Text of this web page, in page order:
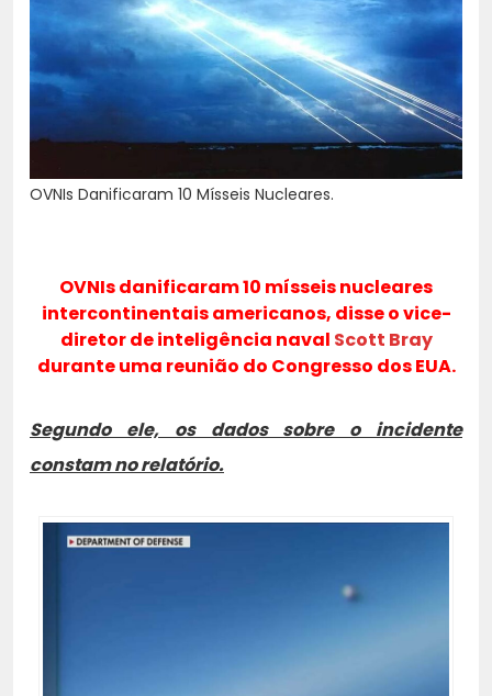
OVNIs Danificaram 10 Mísseis Nucleares.
OVNIs danificaram 10 mísseis nucleares
intercontinentais americanos, disse o vice-
diretor de inteligência naval Scott Bray
durante uma reunião do Congresso dos EUA.
Segundo ele, os dados sobre o incidente
constam no relatório.